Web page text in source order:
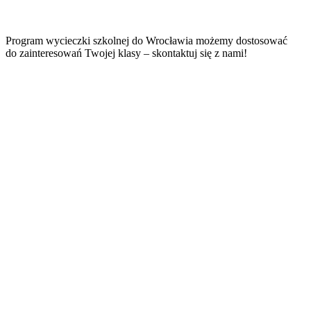
Program wycieczki szkolnej do Wrocławia możemy dostosować
do zainteresowań Twojej klasy – skontaktuj się z nami!